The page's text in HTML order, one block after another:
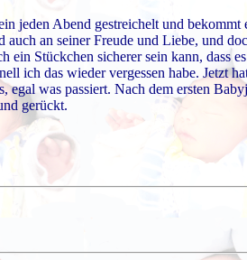
jeden Abend gestreichelt und bekommt
auch an seiner Freude und Liebe, und
ein Stückchen sicherer sein kann, dass
ich das wieder vergessen habe. Jetzt
egal was passiert. Nach dem ersten
gerückt.